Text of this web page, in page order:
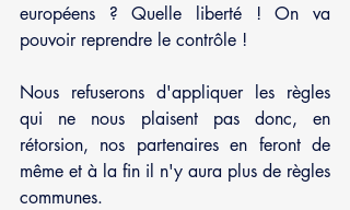
européens ? Quelle liberté ! On va
pouvoir reprendre le contrôle !
Nous refuserons d'appliquer les règles
qui ne nous plaisent pas donc, en
rétorsion, nos partenaires en feront de
même et à la fin il n'y aura plus de règles
communes.